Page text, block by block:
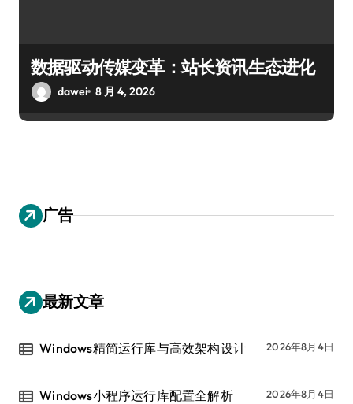
数据驱动传媒变革：站长资讯生态进化
dawei 8 月 4, 2026
广告
最新文章
Windows精简运行库与高效架构设计 2026年8月4日
Windows小程序运行库配置全解析 2026年8月4日